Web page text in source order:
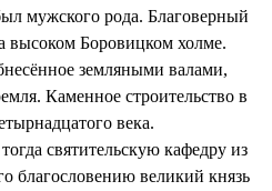
мужского рода. Благоверный
высоком Боровицком холме.
земляными валами,
Каменное строительство в
века.
святительскую кафедру из
благословению великий князь